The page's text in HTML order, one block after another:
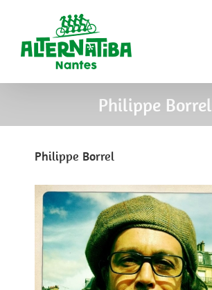
Philippe Borrel
Philippe Borrel
View
Larger
Image